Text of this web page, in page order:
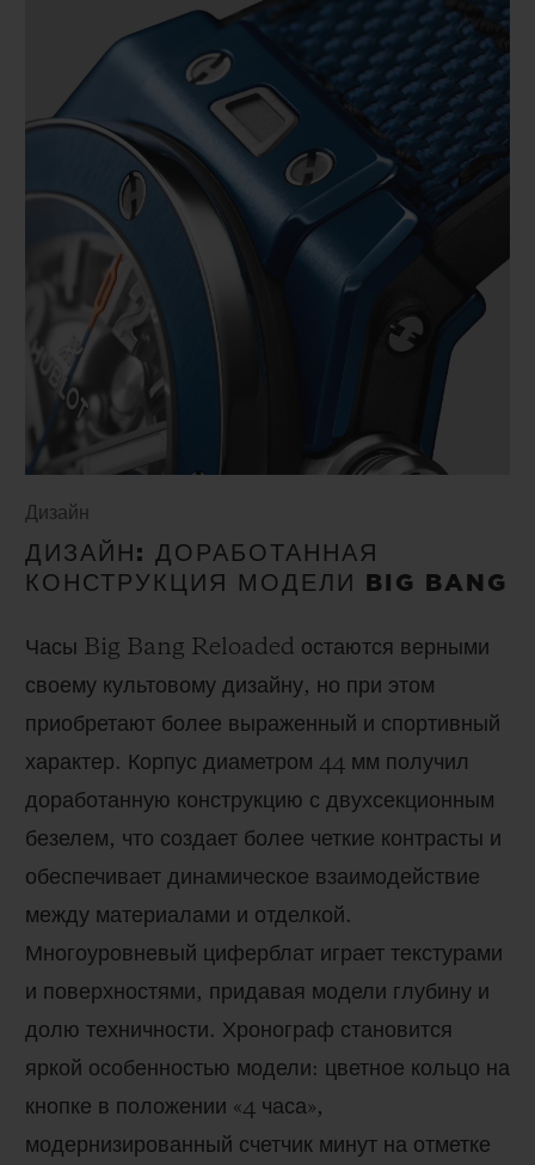
Дизайн
ДИЗАЙН: ДОРАБОТАННАЯ
КОНСТРУКЦИЯ МОДЕЛИ BIG BANG
Часы Big Bang Reloaded остаются верными
своему культовому дизайну, но при этом
приобретают более выраженный и спортивный
характер. Корпус диаметром 44 мм получил
доработанную конструкцию с двухсекционным
безелем, что создает более четкие контрасты и
обеспечивает динамическое взаимодействие
между материалами и отделкой.
Многоуровневый циферблат играет текстурами
и поверхностями, придавая модели глубину и
долю техничности. Хронограф становится
яркой особенностью модели: цветное кольцо на
кнопке в положении «4 часа»,
модернизированный счетчик минут на отметке